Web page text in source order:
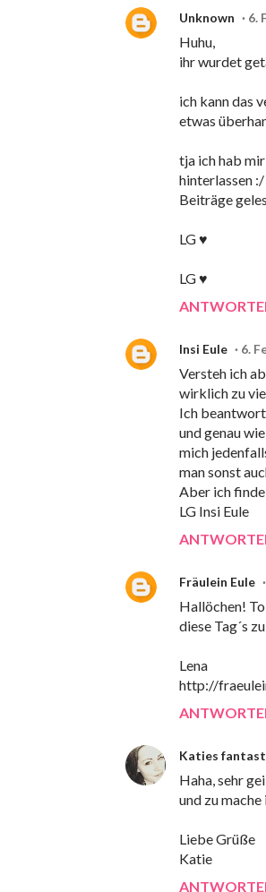
Unknown 6.
Huhu,
ihr wurdet
ich kann das
etwas
tja ich hab
hinterlassen
Beiträge
LG ♥
LG ♥
Insi Eule 6.
Versteh ich
wirklich zu
Ich
und genau
mich
man sonst
Aber ich finde
LG Insi Eule
Fräulein Eule
Hallöchen!
diese Tag´s
Lena
http://
Katies
Haha, sehr
und zu
Liebe Grüße
Katie